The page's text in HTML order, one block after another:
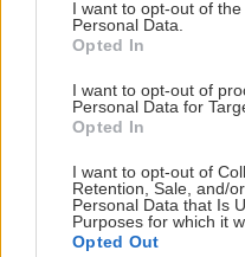
I want to opt-out of
Personal Data.
Opted In
I want to opt-out of
Personal Data for
Opted In
I want to opt-out of
Retention, Sale, and/
Personal Data that Is
Purposes for which it
Opted Out
Το νέο Park Pilot
διαθέσιμες θέσεις
αυτό που θέλει στη
χρήστη, η λειτουργία
το φρένο καθώς και το
οδηγός τη
δείχνει την απόσταση